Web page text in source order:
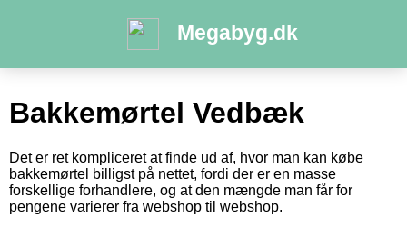
Megabyg.dk
Bakkemørtel Vedbæk
Det er ret kompliceret at finde ud af, hvor man kan købe
bakkemørtel billigst på nettet, fordi der er en masse
forskellige forhandlere, og at den mængde man får for
pengene varierer fra webshop til webshop.